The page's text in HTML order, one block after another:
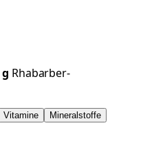
g Rhabarber-
Vitamine Mineralstoffe